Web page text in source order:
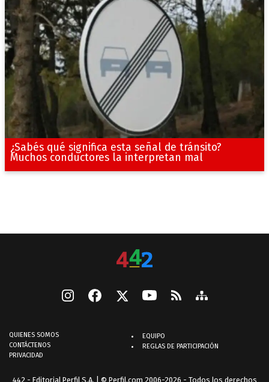
¿Sabés qué significa esta señal de tránsito?
Muchos conductores la interpretan mal
QUIENES SOMOS
CONTÁCTENOS
PRIVACIDAD
EQUIPO
REGLAS DE PARTICIPACIÓN
442 - Editorial Perfil S.A. | © Perfil.com 2006-2026 - Todos los derechos